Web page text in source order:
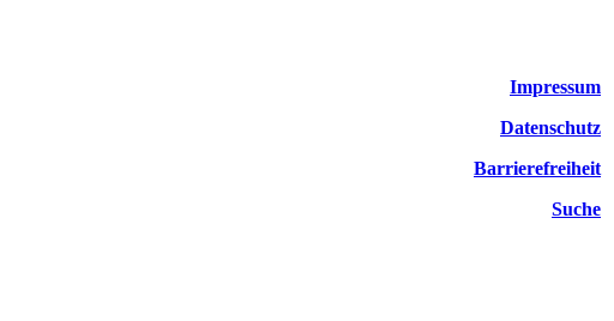
Impressum
Datenschutz
Barrierefreiheit
Suche